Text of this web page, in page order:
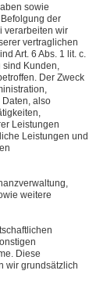
sowie
der
verarbeiten wir
vertraglichen
Art. 6 Abs. 1 lit. c.
sind Kunden,
Der Zweck
also
Leistungen
Leistungen und
weitere
Diese
wir grundsätzlich